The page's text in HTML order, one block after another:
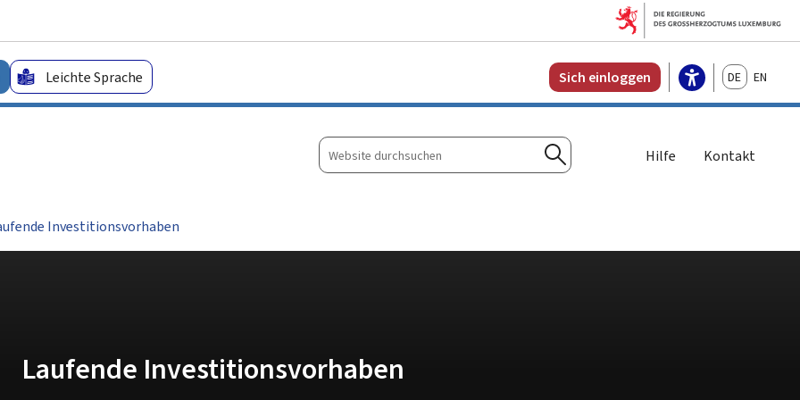
Leichte Sprache Sich einloggen DeutschEnglish
Website
durchsuchen
Suchen
Hilfe Kontakt
Investitionsvorhaben
Laufende Investitionsvorhaben